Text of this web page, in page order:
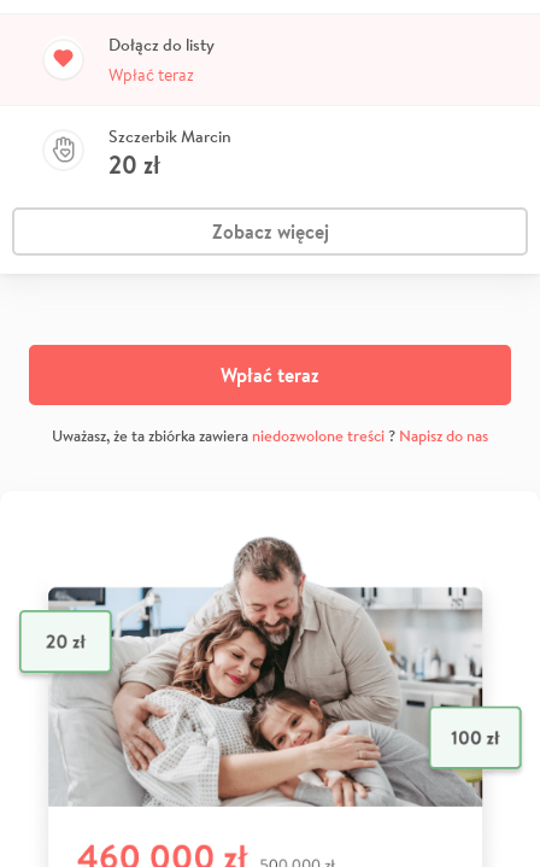
Dołącz do listy
Wpłać teraz
Szczerbik Marcin
20 zł
Zobacz więcej
Wpłać teraz
Uważasz, że ta zbiórka zawiera niedozwolone treści? Napisz do nas